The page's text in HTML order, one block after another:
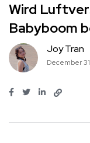
Wird
Babyboom
Joy Tran
December